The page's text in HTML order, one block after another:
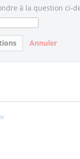
à la question ci-
Annuler